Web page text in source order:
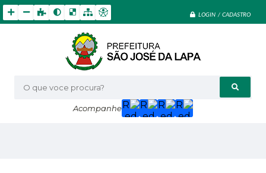
LOGIN / CADASTRO
O que voce procura?
Acompanhe